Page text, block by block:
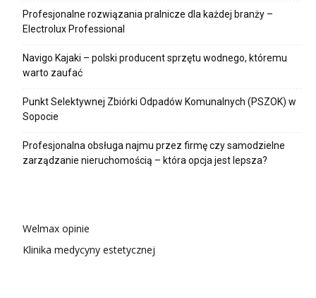
Profesjonalne rozwiązania pralnicze dla każdej branży –
Electrolux Professional
Navigo Kajaki – polski producent sprzętu wodnego, któremu
warto zaufać
Punkt Selektywnej Zbiórki Odpadów Komunalnych (PSZOK) w
Sopocie
Profesjonalna obsługa najmu przez firmę czy samodzielne
zarządzanie nieruchomością – która opcja jest lepsza?
Welmax opinie
Klinika medycyny estetycznej